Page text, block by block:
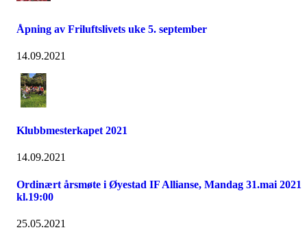
Åpning av Friluftslivets uke 5. september
14.09.2021
Klubbmesterkapet 2021
14.09.2021
Ordinært årsmøte i Øyestad IF Allianse, Mandag 31.mai 2021
kl.19:00
25.05.2021